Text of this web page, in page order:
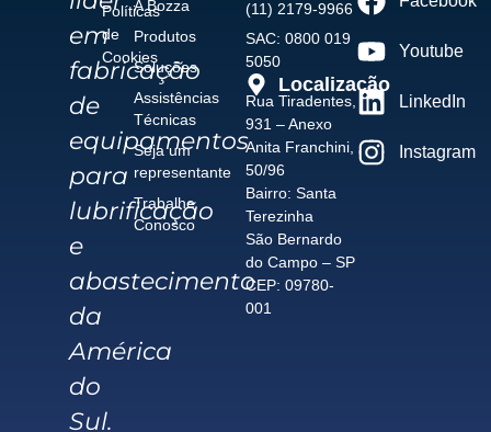
em
fabricação
de
equipamentos
para
lubrificação
e
abastecimento
da
América
do
Sul.
Políticas
de
Cookies
A Bozza
Produtos
Soluções
Assistências
Técnicas
Seja um
representante
Trabalhe
Conosco
Localização
Rua Tiradentes,
931 – Anexo
Anita Franchini,
50/96
Bairro: Santa
Terezinha
São Bernardo
do Campo – SP
CEP: 09780-
001
(11) 2179-9966
SAC: 0800 019
5050
Youtube
LinkedIn
Instagram